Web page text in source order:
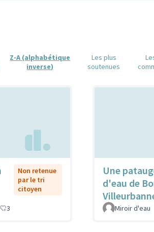
Z-A (alphabétique
inverse)
Les plus
soutenues
Non retenue
par le tri
citoyen
3
Une
d'eau de
Miroir d'eau